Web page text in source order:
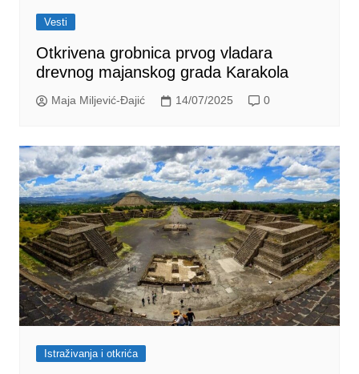
Vesti
Otkrivena grobnica prvog vladara
drevnog majanskog grada Karakola
Maja Miljević-Đajić 14/07/2025 0
Istraživanja i otkrića